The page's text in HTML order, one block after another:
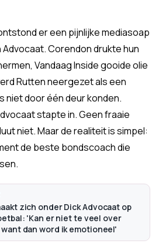
er een pijnlijke mediasoap
Corendon drukte hun
Vandaag Inside gooide olie
Rutten neergezet als een
niet door één deur konden.
stapte in. Geen fraaie
niet. Maar de realiteit is simpel:
de beste bondscoach die
zich onder Dick Advocaat op
'Kan er niet te veel over
dan word ik emotioneel'